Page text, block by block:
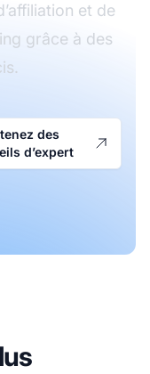
et de
grâce à des
des
d’expert